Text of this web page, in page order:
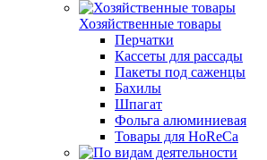
Хозяйственные товары
Перчатки
Кассеты для рассады
Пакеты под саженцы
Бахилы
Шпагат
Фольга алюминиевая
Товары для HoReCa